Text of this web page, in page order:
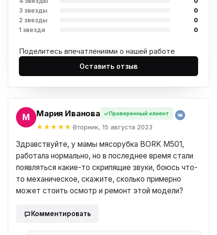
3 звезды
0
2 звезды
0
1 звезда
0
Поделитесь впечатлениями о нашей работе
Оставить отзыв
Мария Иванова Проверенный клиент
Вторник, 15 августа 2023
Здравствуйте, у мамы мясорубка BORK M501,
работала нормально, но в последнее время стали
появляться какие-то скрипящие звуки, боюсь что-
то механическое, скажите, сколько примерно
может стоить осмотр и ремонт этой модели?
Комментировать